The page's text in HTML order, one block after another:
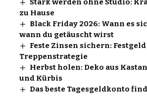
Stark werden ohne Studio:
zu Hause
Black Friday 2026: Wann es
wann du getäuscht wirst
Feste Zinsen sichern:
Treppenstrategie
Herbst holen: Deko aus
und Kürbis
Das beste Tagesgeldkonto